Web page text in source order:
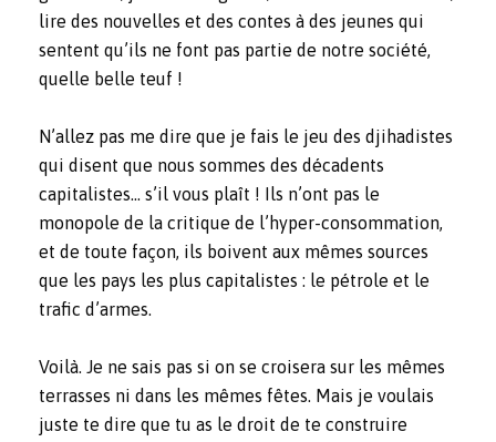
lire des nouvelles et des contes à des jeunes qui
sentent qu’ils ne font pas partie de notre société,
quelle belle teuf !
N’allez pas me dire que je fais le jeu des djihadistes
qui disent que nous sommes des décadents
capitalistes… s’il vous plaît ! Ils n’ont pas le
monopole de la critique de l’hyper-consommation,
et de toute façon, ils boivent aux mêmes sources
que les pays les plus capitalistes : le pétrole et le
trafic d’armes.
Voilà. Je ne sais pas si on se croisera sur les mêmes
terrasses ni dans les mêmes fêtes. Mais je voulais
juste te dire que tu as le droit de te construire